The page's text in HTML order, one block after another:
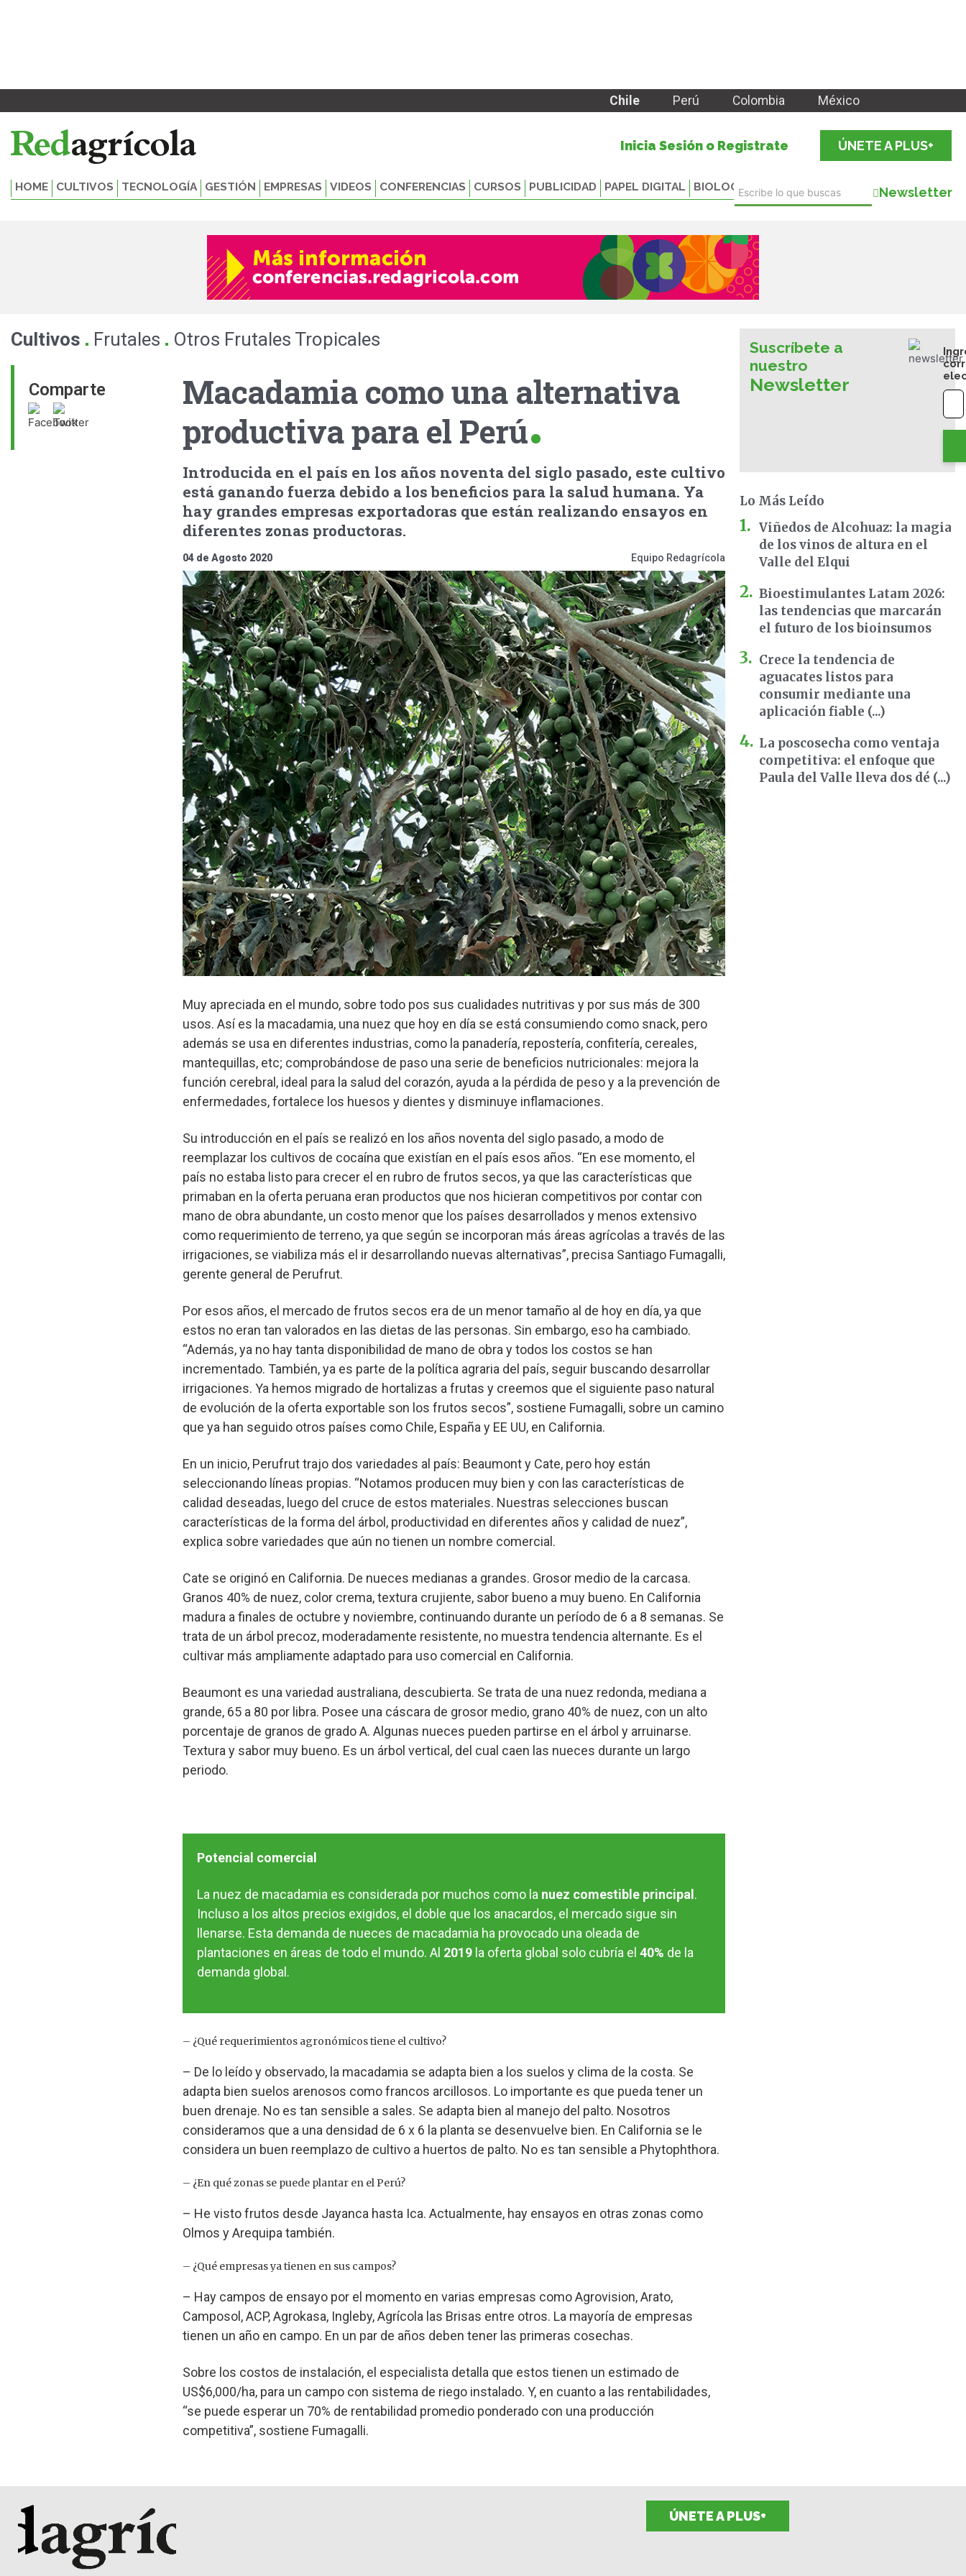
Chile Perú Colombia México
Inicia Sesión o Registrate ÚNETE A PLUS+
HOME CULTIVOS TECNOLOGÍA GESTIÓN EMPRESAS VIDEOS CONFERENCIAS CURSOS PUBLICIDAD PAPEL DIGITAL BIOLOGICALS Newsletter
Cultivos . Frutales . Otros Frutales Tropicales
Comparte
Macadamia como una alternativa
productiva para el Perú
Introducida en el país en los años noventa del siglo pasado, este cultivo
está ganando fuerza debido a los beneficios para la salud humana. Ya
hay grandes empresas exportadoras que están realizando ensayos en
diferentes zonas productoras.
04 de Agosto 2020 Equipo Redagrícola
Muy apreciada en el mundo, sobre todo pos sus cualidades nutritivas y por sus más de 300
usos. Así es la macadamia, una nuez que hoy en día se está consumiendo como snack, pero
además se usa en diferentes industrias, como la panadería, repostería, confitería, cereales,
mantequillas, etc; comprobándose de paso una serie de beneficios nutricionales: mejora la
función cerebral, ideal para la salud del corazón, ayuda a la pérdida de peso y a la prevención de
enfermedades, fortalece los huesos y dientes y disminuye inflamaciones.
Su introducción en el país se realizó en los años noventa del siglo pasado, a modo de
reemplazar los cultivos de cocaína que existían en el país esos años. “En ese momento, el
país no estaba listo para crecer el en rubro de frutos secos, ya que las características que
primaban en la oferta peruana eran productos que nos hicieran competitivos por contar con
mano de obra abundante, un costo menor que los países desarrollados y menos extensivo
como requerimiento de terreno, ya que según se incorporan más áreas agrícolas a través de las
irrigaciones, se viabiliza más el ir desarrollando nuevas alternativas”, precisa Santiago Fumagalli,
gerente general de Perufrut.
Por esos años, el mercado de frutos secos era de un menor tamaño al de hoy en día, ya que
estos no eran tan valorados en las dietas de las personas. Sin embargo, eso ha cambiado.
“Además, ya no hay tanta disponibilidad de mano de obra y todos los costos se han
incrementado. También, ya es parte de la política agraria del país, seguir buscando desarrollar
irrigaciones. Ya hemos migrado de hortalizas a frutas y creemos que el siguiente paso natural
de evolución de la oferta exportable son los frutos secos”, sostiene Fumagalli, sobre un camino
que ya han seguido otros países como Chile, España y EE UU, en California.
En un inicio, Perufrut trajo dos variedades al país: Beaumont y Cate, pero hoy están
seleccionando líneas propias. “Notamos producen muy bien y con las características de
calidad deseadas, luego del cruce de estos materiales. Nuestras selecciones buscan
características de la forma del árbol, productividad en diferentes años y calidad de nuez”,
explica sobre variedades que aún no tienen un nombre comercial.
Cate se originó en California. De nueces medianas a grandes. Grosor medio de la carcasa.
Granos 40% de nuez, color crema, textura crujiente, sabor bueno a muy bueno. En California
madura a finales de octubre y noviembre, continuando durante un período de 6 a 8 semanas. Se
trata de un árbol precoz, moderadamente resistente, no muestra tendencia alternante. Es el
cultivar más ampliamente adaptado para uso comercial en California.
Beaumont es una variedad australiana, descubierta. Se trata de una nuez redonda, mediana a
grande, 65 a 80 por libra. Posee una cáscara de grosor medio, grano 40% de nuez, con un alto
porcentaje de granos de grado A. Algunas nueces pueden partirse en el árbol y arruinarse.
Textura y sabor muy bueno. Es un árbol vertical, del cual caen las nueces durante un largo
periodo.
Potencial comercial
La nuez de macadamia es considerada por muchos como la nuez comestible principal.
Incluso a los altos precios exigidos, el doble que los anacardos, el mercado sigue sin
llenarse. Esta demanda de nueces de macadamia ha provocado una oleada de
plantaciones en áreas de todo el mundo. Al 2019la oferta global solo cubría el 40% de la
demanda global.
– ¿Qué requerimientos agronómicos tiene el cultivo?
– De lo leído y observado, la macadamia se adapta bien a los suelos y clima de la costa. Se
adapta bien suelos arenosos como francos arcillosos. Lo importante es que pueda tener un
buen drenaje. No es tan sensible a sales. Se adapta bien al manejo del palto. Nosotros
consideramos que a una densidad de 6 x 6 la planta se desenvuelve bien. En California se le
considera un buen reemplazo de cultivo a huertos de palto. No es tan sensible a Phytophthora.
– ¿En qué zonas se puede plantar en el Perú?
– He visto frutos desde Jayanca hasta Ica. Actualmente, hay ensayos en otras zonas como
Olmos y Arequipa también.
– ¿Qué empresas ya tienen en sus campos?
– Hay campos de ensayo por el momento en varias empresas como Agrovision, Arato,
Camposol, ACP, Agrokasa, Ingleby, Agrícola las Brisas entre otros. La mayoría de empresas
tienen un año en campo. En un par de años deben tener las primeras cosechas.
Sobre los costos de instalación, el especialista detalla que estos tienen un estimado de
US$6,000/ha, para un campo con sistema de riego instalado. Y, en cuanto a las rentabilidades,
“se puede esperar un 70% de rentabilidad promedio ponderado con una producción
competitiva”, sostiene Fumagalli.
Suscríbete a
nuestro
Newsletter
Lo Más Leído
Viñedos de Alcohuaz: la magia
de los vinos de altura en el
Valle del Elqui
Bioestimulantes Latam 2026:
las tendencias que marcarán
el futuro de los bioinsumos
Crece la tendencia de
aguacates listos para
consumir mediante una
aplicación fiable (...)
La poscosecha como ventaja
competitiva: el enfoque que
Paula del Valle lleva dos dé (...)
ÚNETE A PLUS+